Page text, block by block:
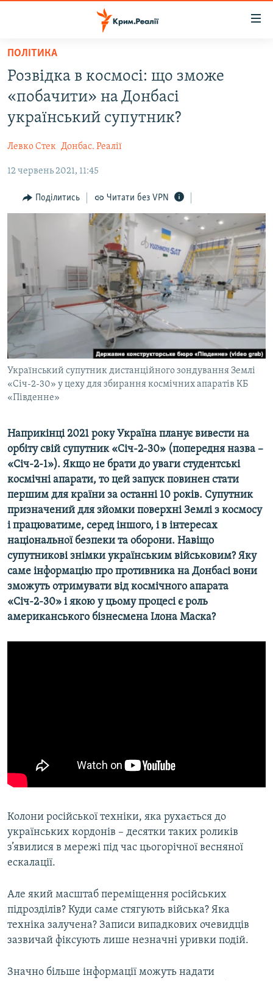
Перейти
основного
матеріалу
Перейти
до
основної
Перейти
пошуку
ВОДА.КРИМ
ВІДЕО ТА ФОТО
БЛОГИ
ПОГЛЯД
ІНТЕРВ'Ю
СПЕЦПРОЕКТИ
ДЕПОРТАЦІЯ
ВІДЕОУРОКИ «ELIFBE»
СВІДЧЕННЯ ОКУПАЦІЇ
УКРАЇНСЬКА ПРОБЛЕМА КРИМУ
ІНФОГРАФІКА
ЯК ОБІЙТИ БЛОКУВАННЯ
Русский
Qırımtatar
ДОЛУЧАЙСЯ!
ПОЛІТИКА
Розвідка в космосі: що зможе
«побачити» на Донбасі
український супутник?
Левко Стек Донбас. Реалії
12 червень 2021, 11:45
Поділитись Читати без VPN
Український супутник дистанційного зондування Землі
«Січ-2-30» у цеху для збирання космічних апаратів КБ
«Південне»
Наприкінці 2021 року Україна планує вивести на
орбіту свій супутник «Січ-2-30» (попередня назва –
«Січ-2-1»). Якщо не брати до уваги студентські
космічні апарати, то цей запуск повинен стати
першим для країни за останні 10 років. Супутник
призначений для зйомки поверхні Землі з космосу
і працюватиме, серед іншого, і в інтересах
національної безпеки та оборони. Навіщо
супутникові знімки українським військовим? Яку
саме інформацію про противника на Донбасі вони
зможуть отримувати від космічного апарата
«Січ-2-30» і якою у цьому процесі є роль
американського бізнесмена Ілона Маска?
Колони російської техніки, яка рухається до
українських кордонів – десятки таких роликів
з’явилися в мережі під час цьогорічної весняної
ескалації.
Але який масштаб переміщення російських
підрозділів? Куди саме стягують війська? Яка
техніка залучена? Записи випадкових очевидців
зазвичай фіксують лише незначні уривки подій.
Значно більше інформації можуть надати